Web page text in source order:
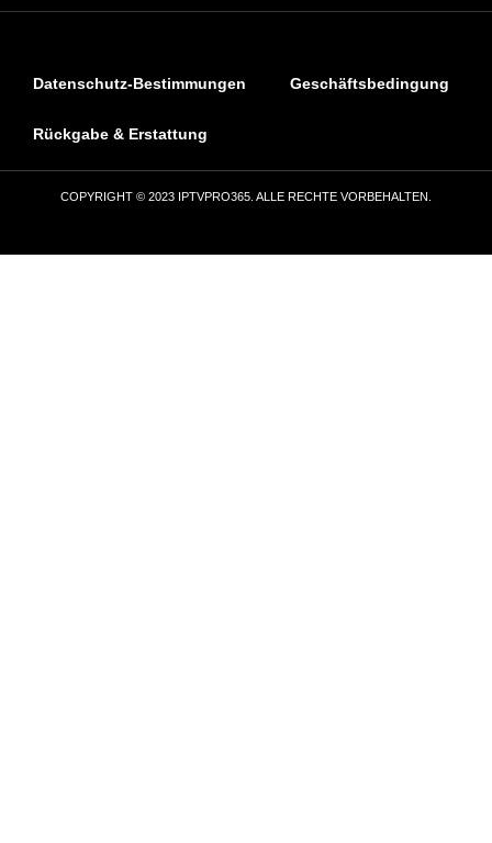
Datenschutz-Bestimmungen Geschäftsbedingung
Rückgabe & Erstattung
COPYRIGHT © 2023 IPTVPRO365. ALLE RECHTE VORBEHALTEN.